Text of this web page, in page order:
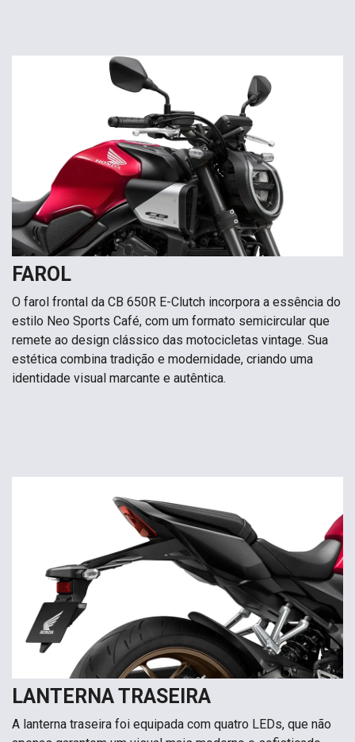
FAROL
O farol frontal da CB 650R E-Clutch incorpora a essência do
estilo Neo Sports Café, com um formato semicircular que
remete ao design clássico das motocicletas vintage. Sua
estética combina tradição e modernidade, criando uma
identidade visual marcante e autêntica.
LANTERNA TRASEIRA
A lanterna traseira foi equipada com quatro LEDs, que não